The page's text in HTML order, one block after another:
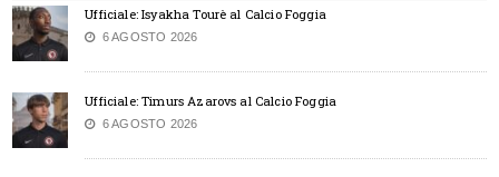
Ufficiale: Isyakha Tourè al Calcio Foggia
6 AGOSTO 2026
Ufficiale: Timurs Azarovs al Calcio Foggia
6 AGOSTO 2026